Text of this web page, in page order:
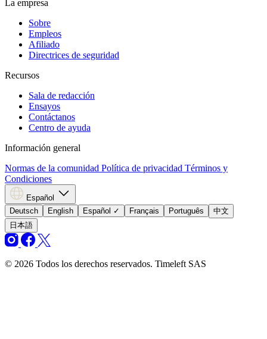
La empresa
Sobre
Empleos
Afiliado
Directrices de seguridad
Recursos
Sala de redacción
Ensayos
Contáctanos
Centro de ayuda
Información general
Normas de la comunidad Política de privacidad Términos y
Condiciones
Español
Deutsch
English Español ✓ Français Português
中文
日本語
© 2026 Todos los derechos reservados. Timeleft SAS